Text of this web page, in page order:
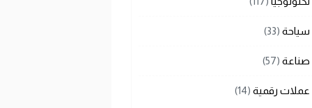
سياحة (33)
صناعة (57)
عملات رقمية (14)